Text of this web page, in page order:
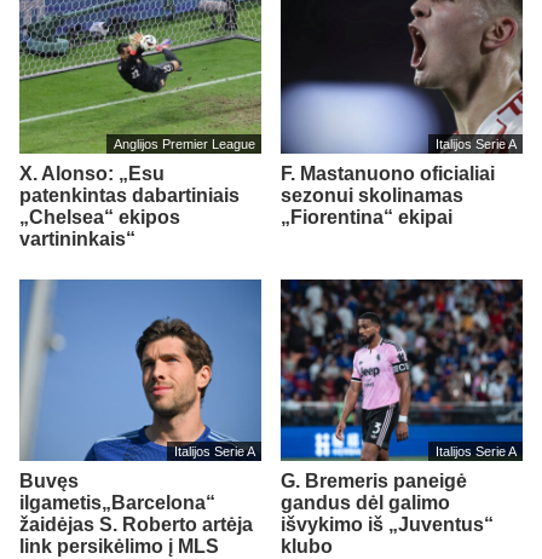
Anglijos Premier League
X. Alonso: „Esu
patenkintas dabartiniais
„Chelsea“ ekipos
vartininkais“
Italijos Serie A
F. Mastanuono oficialiai
sezonui skolinamas
„Fiorentina“ ekipai
Italijos Serie A
Buvęs
ilgametis„Barcelona“
žaidėjas S. Roberto artėja
link persikėlimo į MLS
Italijos Serie A
G. Bremeris paneigė
gandus dėl galimo
išvykimo iš „Juventus“
klubo